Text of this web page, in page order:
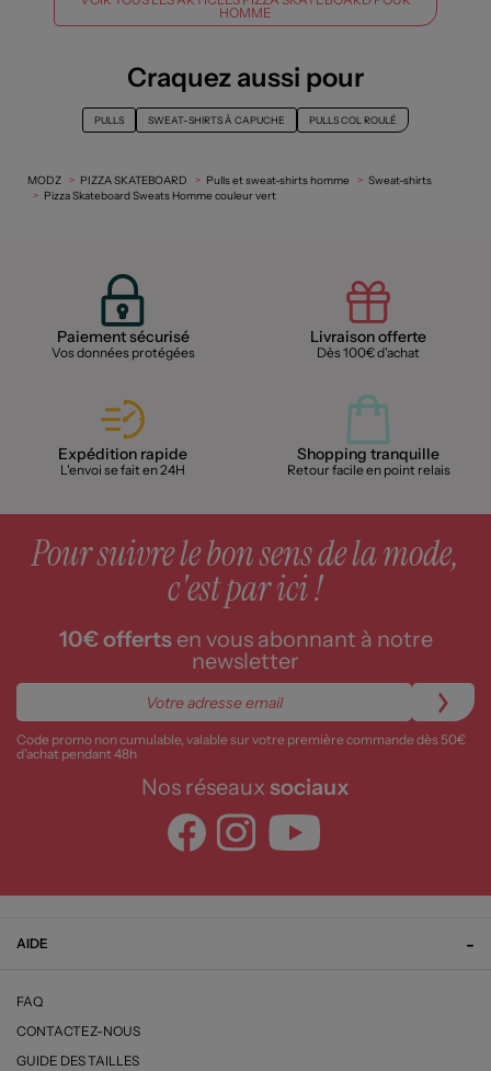
HOMME
Craquez aussi pour
PULLS SWEAT-SHIRTS À CAPUCHE PULLS COL ROULÉ
MODZ PIZZA SKATEBOARD Pulls et sweat-shirts homme
Sweat-shirts
Pizza Skateboard Sweats Homme couleur vert
Paiement sécurisé
Vos données protégées
Livraison offerte
Dès 100€ d'achat
Expédition rapide
L'envoi se fait en 24H
Shopping tranquille
Retour facile en point relais
Pour suivre le bon sens de la mode,
c'est par ici !
10€ offertsen vous abonnant à notre
newsletter
Code promo non cumulable, valable sur votre première commande dès 50€
d’achat pendant 48h
Nos réseaux sociaux
AIDE
FAQ
CONTACTEZ-NOUS
GUIDE DES TAILLES